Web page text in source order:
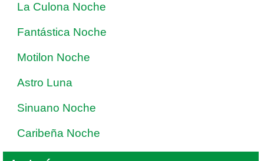
La Culona Noche
Fantástica Noche
Motilon Noche
Astro Luna
Sinuano Noche
Caribeña Noche